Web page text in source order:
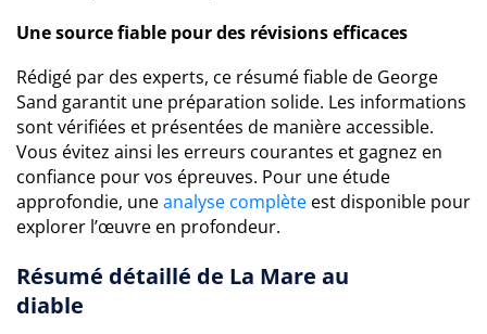
Une source fiable pour des révisions efficaces
Rédigé par des experts, ce résumé fiable de George
Sand garantit une préparation solide. Les informations
sont vérifiées et présentées de manière accessible.
Vous évitez ainsi les erreurs courantes et gagnez en
confiance pour vos épreuves. Pour une étude
approfondie, uneanalyse complète est disponible pour
explorer l’œuvre en profondeur.
Résumé détaillé de La Mare au
diable